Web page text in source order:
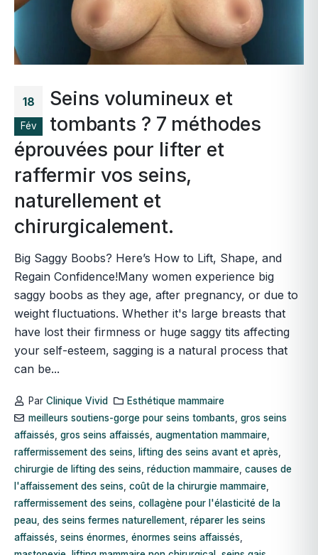
18
Fév
Seins volumineux et
tombants ? 7 méthodes
éprouvées pour lifter et
raffermir vos seins,
naturellement et
chirurgicalement.
Big Saggy Boobs? Here’s How to Lift, Shape, and
Regain Confidence!Many women experience big
saggy boobs as they age, after pregnancy, or due to
weight fluctuations. Whether it's large breasts that
have lost their firmness or huge saggy tits affecting
your self-esteem, sagging is a natural process that
can be...
Par Clinique Vivid
Esthétique mammaire
meilleurs soutiens-gorge pour seins tombants, gros seins
affaissés gros seins affaissés augmentation mammaire
raffermissement des seins
lifting des seins avant et après
chirurgie de lifting des seins réduction mammaire causes de
l'affaissement des seins coût de la chirurgie mammaire
raffermissement des seins collagène pour l'élasticité de la
peau des seins fermes naturellement réparer les seins
affaissés seins énormes énormes seins affaissés